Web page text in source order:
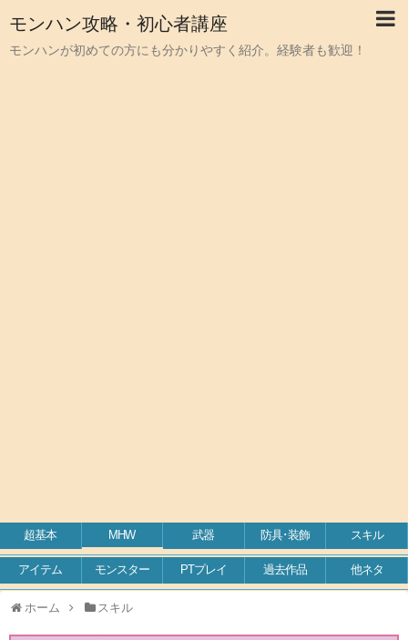
モンハン攻略・初心者講座
モンハンが初めての方にも分かりやすく紹介。経験者も歓迎！
超基本 MHW 武器 防具･装飾 スキル
アイテム モンスター PTプレイ 過去作品 他ネタ
ホーム スキル